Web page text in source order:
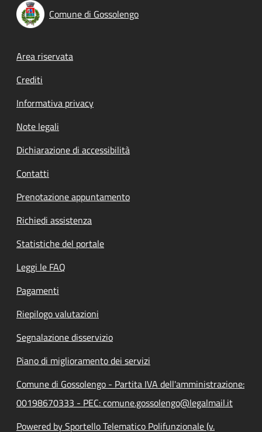
Comune di Gossolengo
Footer menu
Area riservata
Crediti
Informativa privacy
Note legali
Dichiarazione di accessibilità
Contatti
Prenotazione appuntamento
Richiedi assistenza
Statistiche del portale
Leggi le FAQ
Pagamenti
Riepilogo valutazioni
Segnalazione disservizio
Piano di miglioramento dei servizi
Comune di Gossolengo - Partita IVA dell'amministrazione:
00198670333 - PEC: comune.gossolengo@legalmail.it
Powered by Sportello Telematico Polifunzionale (v.